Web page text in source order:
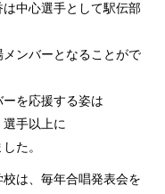
中心選手として駅伝部
ンバーとなることがで
を応援する姿は
手以上に
た。
は、毎年合唱発表会を